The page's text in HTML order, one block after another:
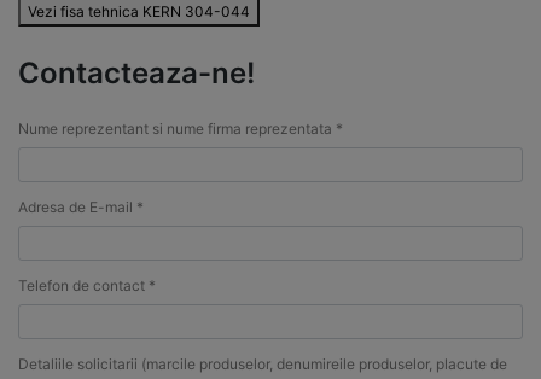
Vezi fisa tehnica KERN 304-044
Contacteaza-ne!
Nume reprezentant si nume firma reprezentata *
Adresa de E-mail *
Telefon de contact *
Detaliile solicitarii (marcile produselor, denumireile produselor, placute de